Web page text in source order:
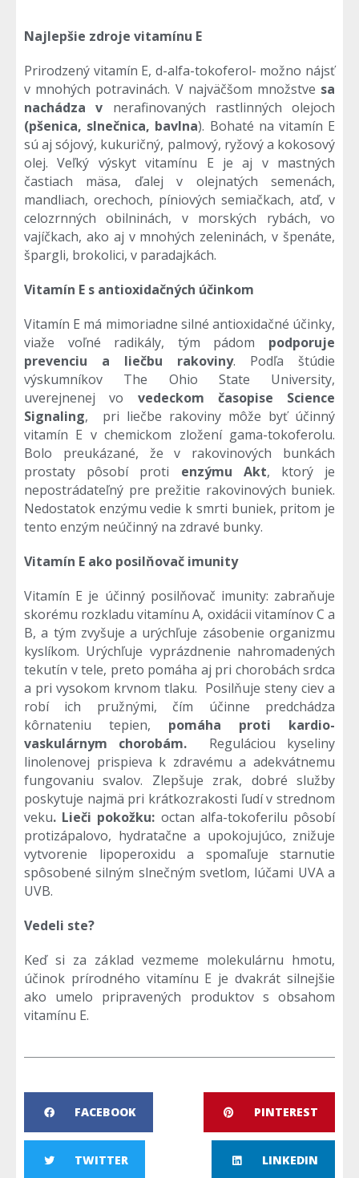
Najlepšie zdroje vitamínu E
Prirodzený vitamín E, d-alfa-tokoferol- možno nájsť
v mnohých potravinách. V najväčšom množstve sa
nachádza
v nerafinovaných rastlinných olejoch
(pšenica, slnečnica, bavlna). Bohaté na vitamín E
sú aj sójový, kukuričný, palmový, ryžový a kokosový
olej. Veľký výskyt vitamínu E je aj v mastných
častiach mäsa, ďalej v olejnatých semenách,
mandliach, orechoch, píniových semiačkach, atď, v
celozrnných obilninách, v morských rybách, vo
vajíčkach, ako aj v mnohých zeleninách, v špenáte,
špargli, brokolici, v paradajkách.
Vitamín E s antioxidačných účinkom
Vitamín E má mimoriadne silné antioxidačné účinky,
viaže voľné radikály, tým pádom podporuje
prevenciu a liečbu rakoviny. Podľa štúdie
výskumníkov The Ohio State University,
uverejnenej vo vedeckom časopise Science
Signaling, pri liečbe rakoviny môže byť účinný
vitamín E v chemickom zložení gama-tokoferolu.
Bolo preukázané, že v rakovinových bunkách
prostaty pôsobí proti enzýmu Akt, ktorý je
nepostrádateľný pre prežitie rakovinových buniek.
Nedostatok enzýmu vedie k smrti buniek, pritom je
tento enzým neúčinný na zdravé bunky.
Vitamín E ako posilňovač imunity
Vitamín E je účinný posilňovač imunity: zabraňuje
skorému rozkladu vitamínu A, oxidácii vitamínov C a
B, a tým zvyšuje a urýchľuje zásobenie organizmu
kyslíkom. Urýchľuje vyprázdnenie nahromadených
tekutín v tele, preto pomáha aj pri chorobách srdca
a pri vysokom krvnom tlaku. Posilňuje steny ciev a
robí ich pružnými, čím účinne predchádza
kôrnateniu tepien, pomáha proti kardio-
vaskulárnym chorobám. Reguláciou kyseliny
linolenovej prispieva k zdravému a adekvátnemu
fungovaniu svalov. Zlepšuje zrak, dobré služby
poskytuje najmä pri krátkozrakosti ľudí v strednom
veku. Lieči pokožku: octan alfa-tokoferilu pôsobí
protizápalovo, hydratačne a upokojujúco, znižuje
vytvorenie lipoperoxidu a spomaľuje starnutie
spôsobené silným slnečným svetlom, lúčami UVA a
UVB.
Vedeli ste?
Keď si za základ vezmeme molekulárnu hmotu,
účinok prírodného vitamínu E je dvakrát silnejšie
ako umelo pripravených produktov s obsahom
vitamínu E.
FACEBOOK PINTEREST
TWITTER LINKEDIN